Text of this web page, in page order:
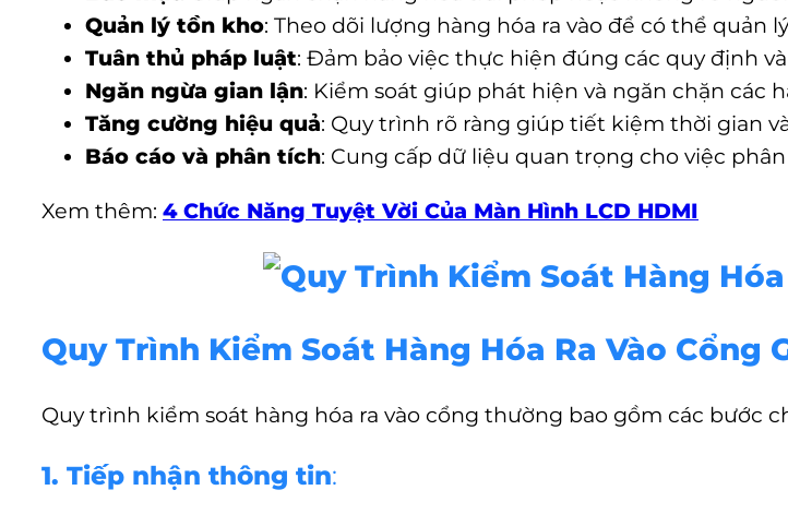
Quản lý tồn kho: Theo dõi lượng hàng hóa ra vào để có thể
Tuân thủ pháp luật: Đảm bảo việc thực hiện đúng các quy định
Ngăn ngừa gian lận: Kiểm soát giúp phát hiện và ngăn chặn các
Tăng cường hiệu quả: Quy trình rõ ràng giúp tiết kiệm thời gian
Báo cáo và phân tích: Cung cấp dữ liệu quan trọng cho việc
Xem thêm: 4 Chức Năng Tuyệt Vời Của Màn Hình LCD HDMI
Quy Trình Kiểm Soát Hàng Hóa Ra Vào Cổng
Quy trình kiểm soát hàng hóa ra vào cổng thường bao gồm các bước
1. Tiếp nhận thông tin: